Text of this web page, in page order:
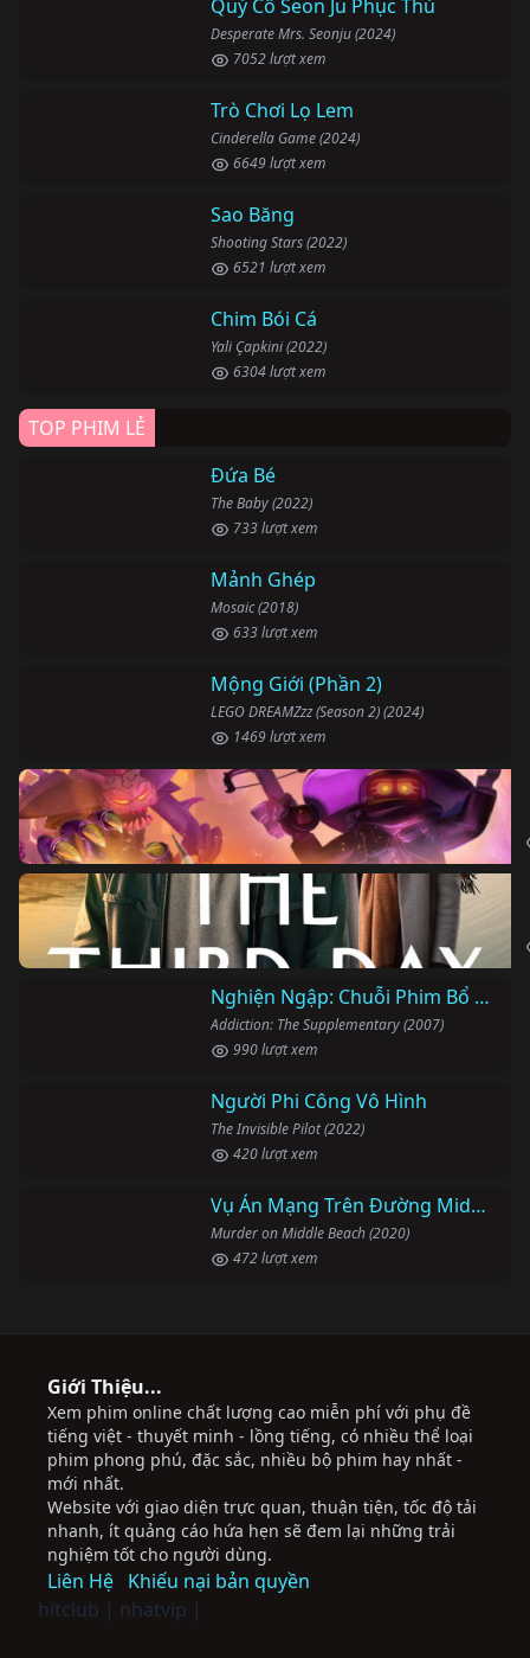
Quý Cô Seon Ju Phục Thù
Desperate Mrs. Seonju (2024)
7052 lượt xem
Trò Chơi Lọ Lem
Cinderella Game (2024)
6649 lượt xem
Sao Băng
Shooting Stars (2022)
6521 lượt xem
Chim Bói Cá
Yali Çapkini (2022)
6304 lượt xem
TOP PHIM LẺ
Đứa Bé
The Baby (2022)
733 lượt xem
Mảnh Ghép
Mosaic (2018)
633 lượt xem
Mộng Giới (Phần 2)
LEGO DREAMZzz (Season 2) (2024)
1469 lượt xem
Nghiện Ngập: Chuỗi Phim Bổ Trợ
Addiction: The Supplementary (2007)
990 lượt xem
Người Phi Công Vô Hình
The Invisible Pilot (2022)
420 lượt xem
Vụ Án Mạng Trên Đường Middle Beach
Murder on Middle Beach (2020)
472 lượt xem
Giới Thiệu...
Xem phim online chất lượng cao miễn phí với phụ đề
tiếng việt - thuyết minh - lồng tiếng, có nhiều thể loại
phim phong phú, đặc sắc, nhiều bộ phim hay nhất -
mới nhất.
Website với giao diện trực quan, thuận tiện, tốc độ tải
nhanh, ít quảng cáo hứa hẹn sẽ đem lại những trải
nghiệm tốt cho người dùng.
Liên Hệ Khiếu nại bản quyền
hitclub | nhatvip |